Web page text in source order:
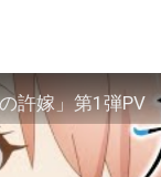
許嫁」第1弾PV